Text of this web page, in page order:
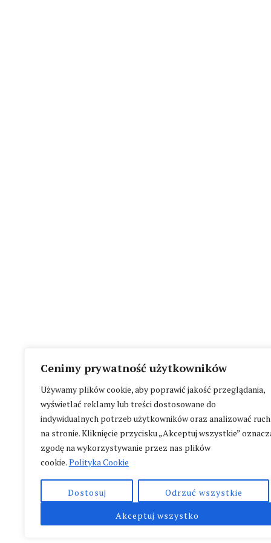
Cenimy prywatność użytkowników
Używamy plików cookie, aby poprawić jakość przeglądania,
wyświetlać reklamy lub treści dostosowane do
indywidualnych potrzeb użytkowników oraz analizować ruch
na stronie. Kliknięcie przycisku „Akceptuj wszystkie”
zgodę na wykorzystywanie przez nas plików
cookie. Polityka Cookie
Dostosuj
Odrzuć wszystkie
Akceptuj wszystko